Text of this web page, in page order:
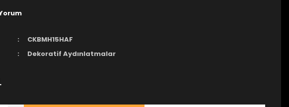
CKBMH15HAF
Dekoratif Aydınlatmalar